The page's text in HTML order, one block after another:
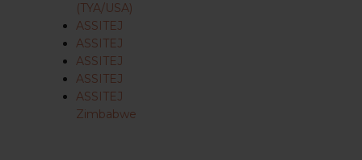
(TYA/USA)
ASSITEJ
ASSITEJ
ASSITEJ
ASSITEJ
ASSITEJ
Zimbabwe